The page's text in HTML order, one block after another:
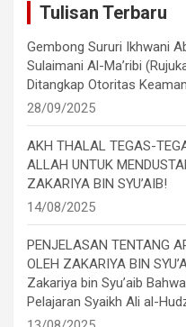
Tulisan Terbaru
Gembong Sururi Ikhwani
Sulaimani Al-Ma’ribi
Ditangkap Otoritas
28/09/2025
AKH THALAL TEGAS-
ALLAH UNTUK
ZAKARIYA BIN SYU’AIB!
14/08/2025
PENJELASAN TENTANG
OLEH ZAKARIYA BIN
Zakariya bin Syu’aib
Pelajaran Syaikh Ali al-